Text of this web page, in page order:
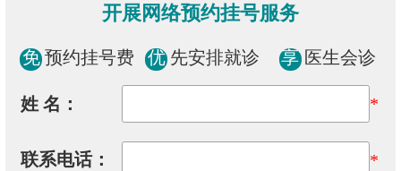
开展网络预约挂号服务
免 预约挂号费 优 先安排就诊 享 医生会诊
姓 名： *
联系电话： *